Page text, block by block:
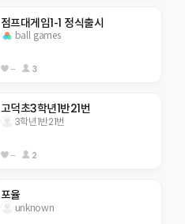
점프대게임1-1 정식출시
ball games
-- 3
고덕초3학년1반21번
3학년1반21번
-- 2
포율
unknown